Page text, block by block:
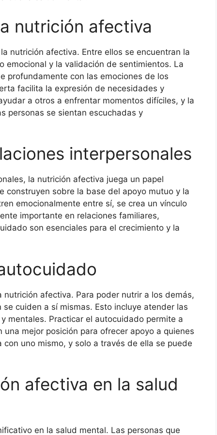
nutrición afectiva
nutrición afectiva. Entre ellos se encuentran la
emocional y la validación de sentimientos. La
profundamente con las emociones de los
facilita la expresión de necesidades y
a otros a enfrentar momentos difíciles, y la
personas se sientan escuchadas y
interpersonales
la nutrición afectiva juega un papel
construyen sobre la base del apoyo mutuo y la
emocionalmente entre sí, se crea un vínculo
importante en relaciones familiares,
son esenciales para el crecimiento y la
afectiva. Para poder nutrir a los demás,
cuiden a sí mismas. Esto incluye atender las
mentales. Practicar el autocuidado permite a
mejor posición para ofrecer apoyo a quienes
uno mismo, y solo a través de ella se puede
afectiva en la salud
en la salud mental. Las personas que